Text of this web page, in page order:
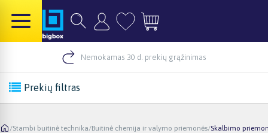
Nemokamas 30 d. prekių grąžinimas
Prekių filtras
/Stambi buitinė technika/Buitinė chemija ir valymo priemonės/Skalbimo